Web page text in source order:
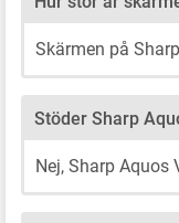
Skärmen på
Stöder Sharp
Nej, Sharp Aquos